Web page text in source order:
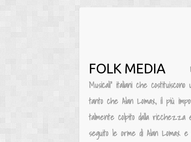
Salta
FOLK MEDIA
Musicali” italiani che
tanto che Alan Lomax, il più
talmente colpito dalla ricchezza
seguito le orme di Alan Lomax